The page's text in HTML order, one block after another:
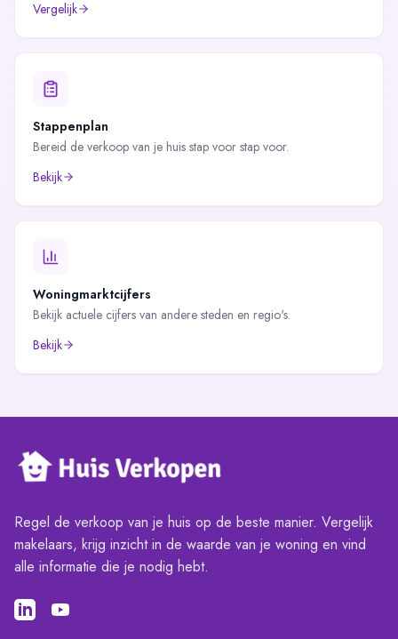
Vergelijk
Stappenplan
Bereid de verkoop van je huis stap voor stap voor.
Bekijk
Woningmarktcijfers
Bekijk actuele cijfers van andere steden en regio's.
Bekijk
Regel de verkoop van je huis op de beste manier. Vergelijk
makelaars, krijg inzicht in de waarde van je woning en vind
alle informatie die je nodig hebt.